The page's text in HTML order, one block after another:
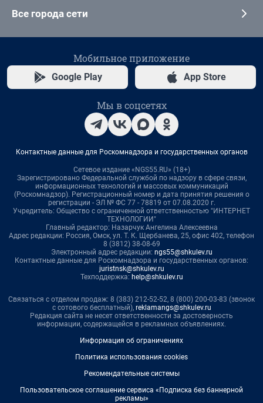
Все города сети
Мобильное приложение
Google Play App Store
Мы в соцсетях
Контактные данные для Роскомнадзора и государственных органов
Сетевое издание «NGS55.RU» (18+)
Зарегистрировано Федеральной службой по надзору в сфере связи,
информационных технологий и массовых коммуникаций
(Роскомнадзор). Регистрационный номер и дата принятия решения о
регистрации - ЭЛ № ФС 77 - 78819 от 07.08.2020 г.
Учредитель: Общество с ограниченной ответственностью "ИНТЕРНЕТ
ТЕХНОЛОГИИ"
Главный редактор: Назарчук Ангелина Алексеевна
Адрес редакции: Россия, Омск, ул. Т. К. Щербанева, 25, офис 402, телефон
8 (3812) 38-08-69
Электронный адрес редакции: ngs55@shkulev.ru
Контактные данные для Роскомнадзора и государственных органов:
juristnsk@shkulev.ru
Техподдержка: help@shkulev.ru
Связаться с отделом продаж: 8 (383) 212-52-52, 8 (800) 200-03-83 (звонок
с сотового бесплатный), reklamangs@shkulev.ru
Редакция сайта не несет ответственности за достоверность
информации, содержащейся в рекламных объявлениях.
Информация об ограничениях
Политика использования cookies
Рекомендательные системы
Пользовательское соглашение сервиса «Подписка без баннерной
рекламы»